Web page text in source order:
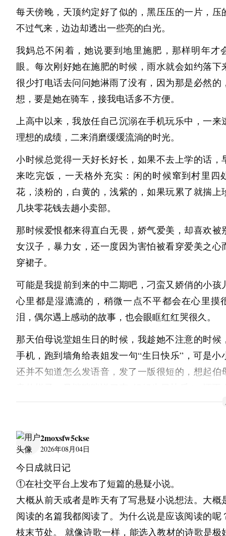
映照景色的——與山田翔太氏合作的聯名酒器
在與陶藝家・茶人山田翔太氏合作的聯名酒器中
Watanabe 提出在山田氏所製作的酒器底部，貼上凸
板的構想。透過在陶器底部貼上凸面銀板，銀面會
周的光線與景色，形成將外界景致引入器中的結構
一款可隨飲用場所及季節變化，展現不同風貌的酒
田氏表示：「這是一種一邊品嚐日本酒，一邊品味
展開品牌發展。
活動概要
名稱：藝術與獺祭，獺祭與藝術
會期：2026年5月13日（週三）〜5月26日（週二）
會場：日本橋三越本店 本館1樓 中央大廳
主辦：株式会社獺祭
創作者和工藝背景
東京銀器的銀師・上川宗光氏，出身銀器職人世家
型」立體造型，亦致力於技藝傳承。山田氏則以陶
茶人身分活躍，從製陶與茶道兩方面傳播日本文化
JOE WATANABE擔任高級訂製品牌「MAQUINN」
海外發展
JOEKR為e-moer旗下飾品及銀器品牌。旨在將東京
技術與現代設計融合，將商品推廣至日本國內及
場。今後將積極與海外買家，畫廊及精選店建立聯
日本傳統工藝化為符合現代生活方式的商品進行推
每天傍晚，天顶约定好了似的，黑压压的一片，压
不过气来，边边却透出一些亮的白光。
我妈总不闲着，她说要到地里施肥，那样明年才
眼。每次刚好她在施肥的时候，雨水就会如约落下
很少打电话去问问她淋雨了没有，因为那是必然的
想，要是她在骑车，接我电话多不方便。
上高中以来，我放任自己沉溺在手机玩乐中，一来
理想的成绩，二来消磨缓缓流淌的时光。
小时候总觉得一天好长好长，如果不去上学的话，
来吃完饭，一天格外充实：闲的时候窜到村里四
花，淡粉的，白黄的，浅紫的，如果玩累了就揣上
几块零花钱去趟小卖部。
那时候爱恨都来得直白无畏，娇气爱美，却喜欢被
女汉子，暴力女，还一度因为害怕被看穿爱美之心
穿裙子。
可能是我提前到来的中二期吧，刁蛮又娇俏的小孩
心里都是湿漉漉的，稍微一点不平都会在心里摸
泪，偶尔遇上感动的故事，也会眼眶红红哭很久。
那天伯母说堂姐生日的时候，我趁她不注意的时候
手机，跑到墙角给表姐发一句“生日快乐”，可是小
还并不知道怎么发语音，发了一版很短的，想起伯
销毁证据，猫一样溜回去把手机放好假装无事发生。
心难受了吧。有情绪的时候在学校，做题坐一天，
怒骂都由着那一屏天地，短短十几秒的视频，刷那
经很累了，却偏偏也不舍得撒手。明明不喜欢刷视
受控制地一条条往下。
不太出彩的成绩单，平平无奇的女孩，日渐老去的
2moxsfw5ckse
2026年08月04日
今日成就日记
①在社交平台上发布了短篇的悬疑小说。
大概从前天或者是昨天有了写悬疑小说想法。大概
阅读的名篇我都阅读了。为什么说是应该阅读的呢
枝末节处。 就像诗歌一样，能选入教材的诗歌是极